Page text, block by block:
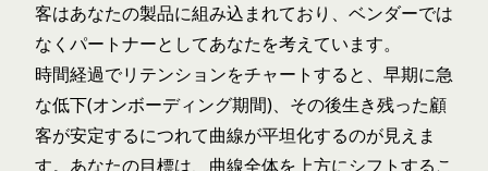
客はあなたの製品に組み込まれており、ベンダーでは
なくパートナーとしてあなたを考えています。
時間経過でリテンションをチャートすると、早期に急
な低下(オンボーディング期間)、その後生き残った顧
客が安定するにつれて曲線が平坦化するのが見えま
す。あなたの目標は、曲線全体を上方にシフトするこ